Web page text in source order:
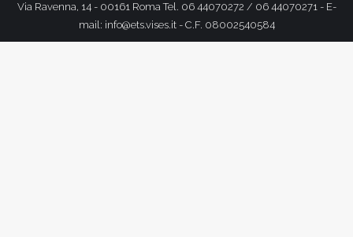
Via Ravenna, 14 - 00161 Roma Tel. 06 44070272 / 06 44070271 - E-
mail: info@ets.vises.it - C.F. 08002540584